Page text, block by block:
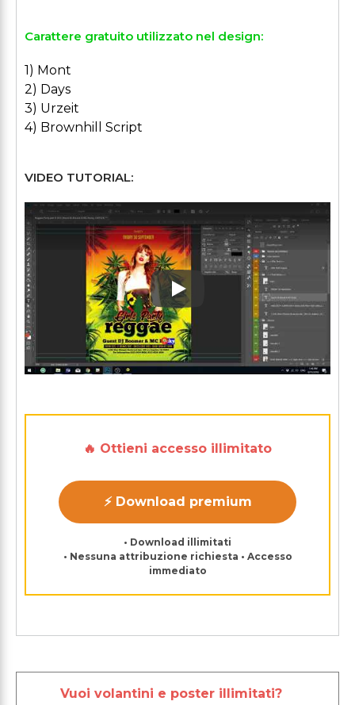
Carattere gratuito utilizzato nel design:
1) Mont
2) Days
3) Urzeit
4) Brownhill Script
VIDEO TUTORIAL:
Play: Keynote (Google I/O
🔥 Ottieni accesso illimitato
⚡ Download premium
• Download illimitati
• Nessuna attribuzione richiesta • Accesso
immediato
Vuoi volantini e poster illimitati?